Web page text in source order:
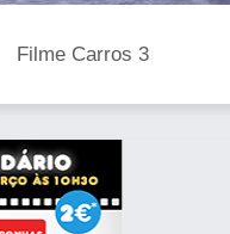
Filme Carros 3